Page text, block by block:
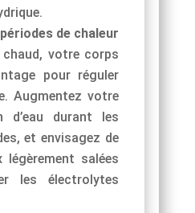
de chaleur
votre corps
pour réguler
Augmentez votre
d’eau durant les
et envisagez de
légèrement salées
les électrolytes